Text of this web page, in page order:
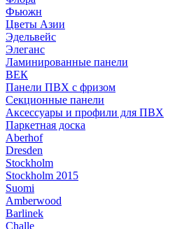
Фьюжн
Цветы Азии
Эдельвейс
Элеганс
Ламинированные панели
ВЕК
Панели ПВХ с фризом
Секционные панели
Аксессуары и профили для ПВХ
Паркетная доска
Aberhof
Dresden
Stockholm
Stockholm 2015
Suomi
Amberwood
Barlinek
Challe